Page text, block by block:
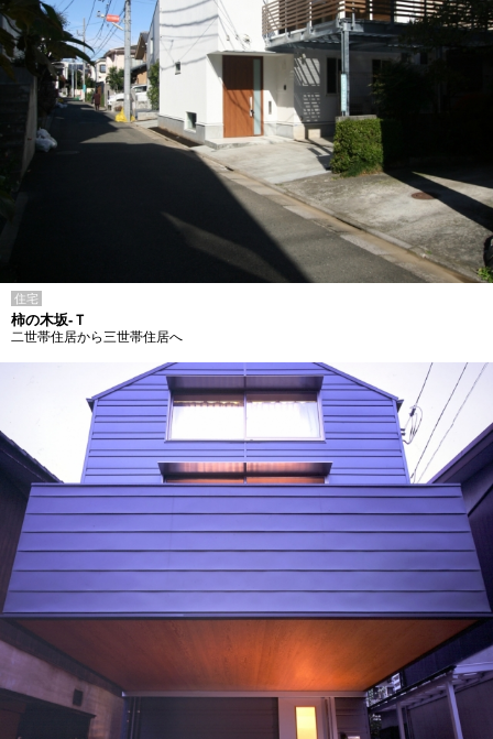
住宅
柿の木坂-Ｔ
二世帯住居から三世帯住居へ